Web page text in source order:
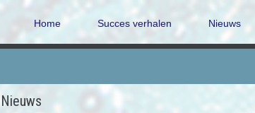
Home Succes verhalen Nieuws
Nieuws